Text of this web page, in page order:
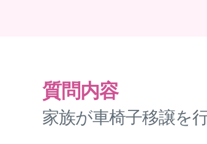
質問内容
家族が車椅子移譲を